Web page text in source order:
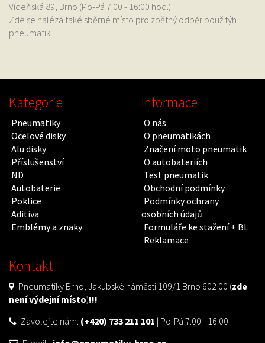
Vídeňská 89, Brno (Po-Pá 7:00 - 16:00 hod.)
Zde se nalézá také sběrné místo pro zpětný odběr použitýh
pneumatik
Kategorie
Pneumatiky
Ocelové disky
Alu disky
Příslušenství
ND
Autobaterie
Poklice
Aditiva
Emblémy a znaky
Informace
O nás
O pneumatikách
Značení moto pneumatik
O autobateriích
Test pneumatik
Obchodní podmínky
Podmínky ochrany
osobních údajů
Formuláře ke stažení + BL
Reklamace
Kontakt
Pneumatiky Brno, Jakubské náměstí 109/1 Brno 602 00 (zde
není výdejní místo)!!!
Zavolejte nám: (+420) 733 211 101 | Po-Pá 7:00 - 16:00